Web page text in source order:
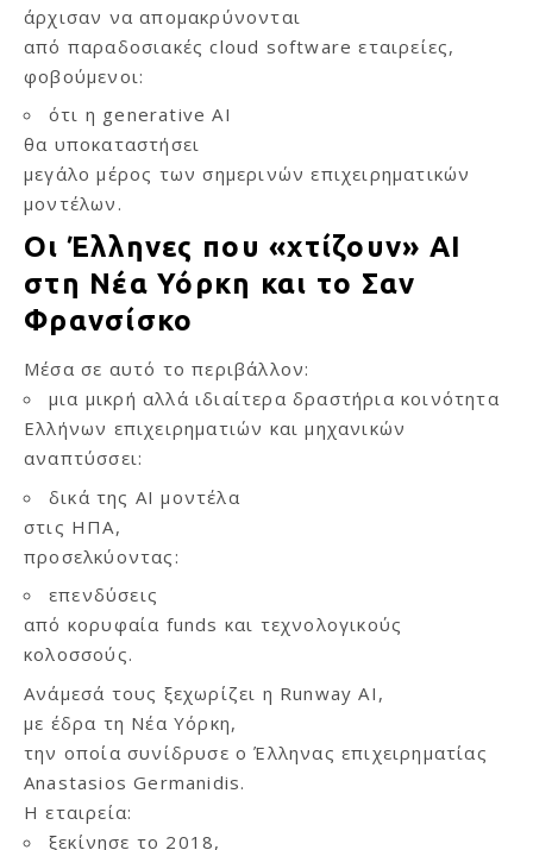
άρχισαν να απομακρύνονται
από παραδοσιακές cloud software εταιρείες,
φοβούμενοι:
ότι η generative AI
θα υποκαταστήσει
μεγάλο μέρος των σημερινών επιχειρηματικών
μοντέλων.
Οι Έλληνες που «χτίζουν» AI
στη Νέα Υόρκη και το Σαν
Φρανσίσκο
Μέσα σε αυτό το περιβάλλον:
μια μικρή αλλά ιδιαίτερα δραστήρια κοινότητα
Ελλήνων επιχειρηματιών και μηχανικών
αναπτύσσει:
δικά της AI μοντέλα
στις ΗΠΑ,
προσελκύοντας:
επενδύσεις
από κορυφαία funds και τεχνολογικούς
κολοσσούς.
Ανάμεσά τους ξεχωρίζει η Runway AI,
με έδρα τη Νέα Υόρκη,
την οποία συνίδρυσε ο Έλληνας επιχειρηματίας
Anastasios Germanidis.
Η εταιρεία:
ξεκίνησε το 2018,